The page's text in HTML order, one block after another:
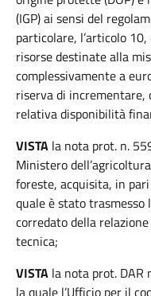
(IGP) ai sensi del
particolare, l’articolo
risorse destinate alla
complessivamente a
riserva di incrementare,
relativa disponibilità
VISTA la nota prot. n.
Ministero
foreste, acquisita, in
quale è stato
corredato della
tecnica;
VISTA la nota prot.
la quale l’Ufficio per il